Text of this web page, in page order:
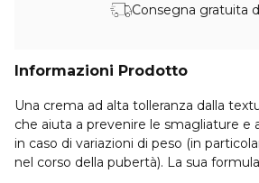
Consegna gratuita
Informazioni Prodotto
Una crema ad alta tolleranza dalla
che aiuta a prevenire le smagliature e
in caso di variazioni di peso (in
nel corso della pubertà). La sua